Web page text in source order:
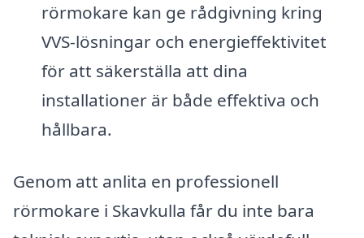
rörmokare kan ge rådgivning kring
VVS-lösningar och energieffektivitet
för att säkerställa att dina
installationer är både effektiva och
hållbara.
Genom att anlita en professionell
rörmokare i Skavkulla får du inte bara